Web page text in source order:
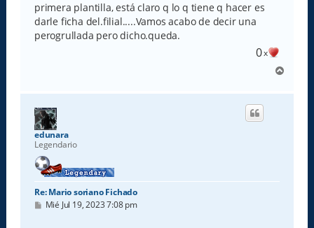
primera plantilla, está claro q lo q tiene q hacer es
darle ficha del.filial.....Vamos acabo de decir una
perogrullada pero dicho.queda.
0x
r
edunara
Legendario
Re: Mario soriano Fichado
M
Mié Jul 19, 2023 7:08 pm